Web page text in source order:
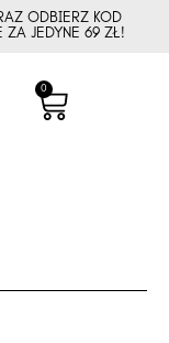
ODBIERZ KOD
ZA JEDYNE 69 ZŁ!
0